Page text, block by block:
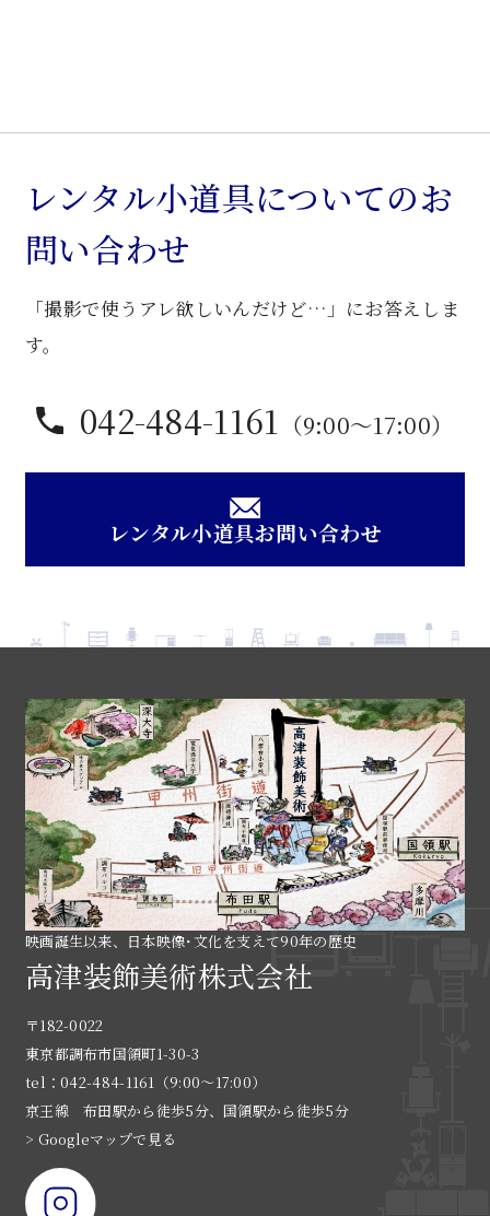
シ
ッ
ク
風
個
レンタル小道具についてのお
問い合わせ
「撮影で使うアレ欲しいんだけど…」にお答えしま
す。
042-484-1161 （9:00〜17:00）
レンタル小道具お問い合わせ
映画誕生以来、日本映像･文化を支えて90年の歴史
高津装飾美術株式会社
〒182-0022
東京都調布市国領町1-30-3
tel：042-484-1161（9:00〜17:00）
京王線 布田駅から徒歩5分、国領駅から徒歩5分
> Googleマップで見る